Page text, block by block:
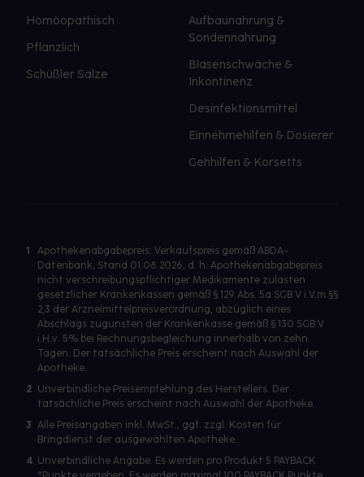
Homöopathisch
Pflanzlich
Schüßler Salze
Aufbaunahrung &
Sondennahrung
Blasenschwäche &
Inkontinenz
Desinfektionsmittel
Einnehmehilfen & Dosierer
Gehhilfen & Korsetts
1
Apothekenabgabepreis: Verkaufspreis gemäß ABDA-
Datenbank, Stand 01.08.2026, d. h. Apothekenabgabepreis
nicht verschreibungspflichtiger Medikamente zulasten
gesetzlicher Krankenkassen gemäß § 129 Abs. 5a SGB V i.V.m §§
2,3 der Arzneimittelpreisverordnung, abzüglich eines
Abschlags zugunsten der Krankenkasse gemäß § 130 SGB V
i.H.v. 5% bei Rechnungsbegleichung innerhalb von zehn
Tagen. Der tatsächliche Preis erscheint nach Auswahl der
Apotheke.
2 Unverbindliche Preisempfehlung des Herstellers. Der
tatsächliche Preis erscheint nach Auswahl der Apotheke.
3 Alle Preisangaben inkl. MwSt., ggf. zzgl. Kosten für
Bringdienst der ausgewählten Apotheke.
4 Unverbindliche Angabe. Es werden pro Produkt 5 PAYBACK